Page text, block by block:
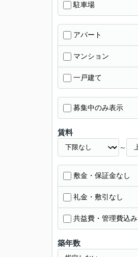
駐車場
アパート
マンション
一戸建て
募集中のみ表示
賃料
～
敷金・保証金なし
礼金・敷引なし
共益費・管理費込み
築年数